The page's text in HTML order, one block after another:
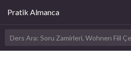
Pratik Almanca